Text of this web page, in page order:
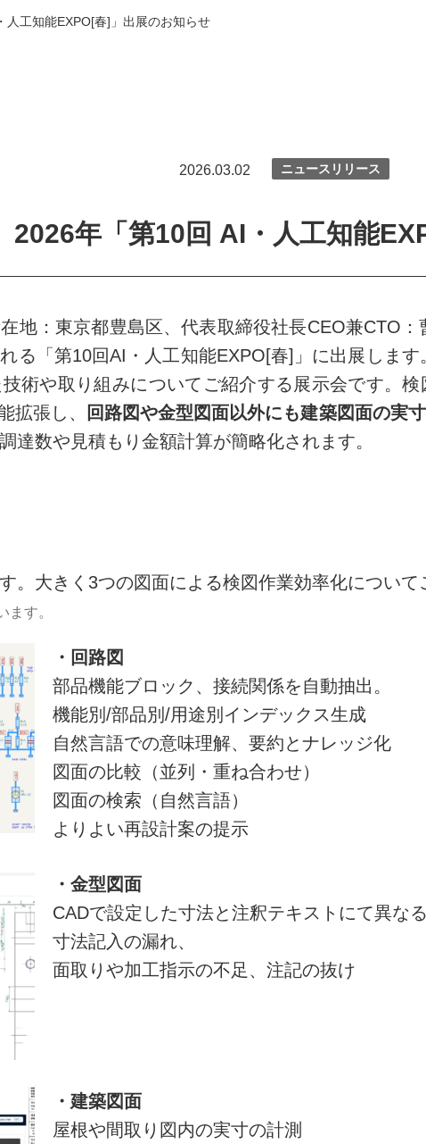
人工知能EXPO[春]」出展のお知らせ
2026.03.02 ニュースリリース
2026年「第10回 AI・人工知能
地：東京都豊島区、代表取締役社長CEO兼CTO：
る「第10回AI・人工知能EXPO[春]」に出展しま
術や取り組みについてご紹介する展示会です。
拡張し、
回路図や金型図面以外にも建築図面の実
達数や見積もり金額計算が簡略化されます。
。大きく3つの図面による検図作業効率化について
す。
・回路図
部品機能ブロック、接続関係を自動抽出。
機能別/部品別/用途別インデックス生成
自然言語での意味理解、要約とナレッジ化
図面の比較（並列・重ね合わせ）
図面の検索（自然言語）
よりよい再設計案の提示
・金型図面
CADで設定した寸法と注釈テキストにて異な
寸法記入の漏れ、
面取りや加工指示の不足、注記の抜け
・建築図面
屋根や間取り図内の実寸の計測